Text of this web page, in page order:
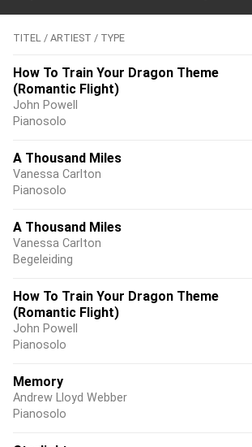
TITEL / ARTIEST / TYPE
How To Train Your Dragon Theme
(Romantic Flight)
John Powell
Pianosolo
A Thousand Miles
Vanessa Carlton
Pianosolo
A Thousand Miles
Vanessa Carlton
Begeleiding
How To Train Your Dragon Theme
(Romantic Flight)
John Powell
Pianosolo
Memory
Andrew Lloyd Webber
Pianosolo